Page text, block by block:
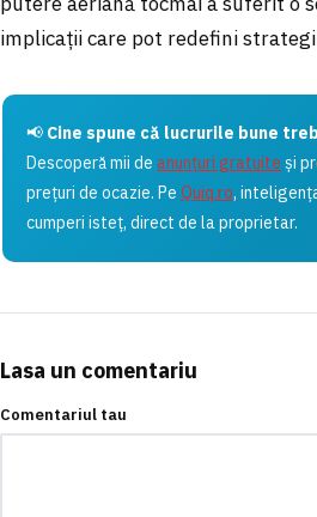
implicații care pot redefini
📢 Cine spune că lucrurile bune
Descoperă mii de anunțuri gratuite și
prețuri de ocazie. Pe Quiq.ro,
cumperi isteț, direct de la proprietar.
Lasa un comentariu
Comentariul tau